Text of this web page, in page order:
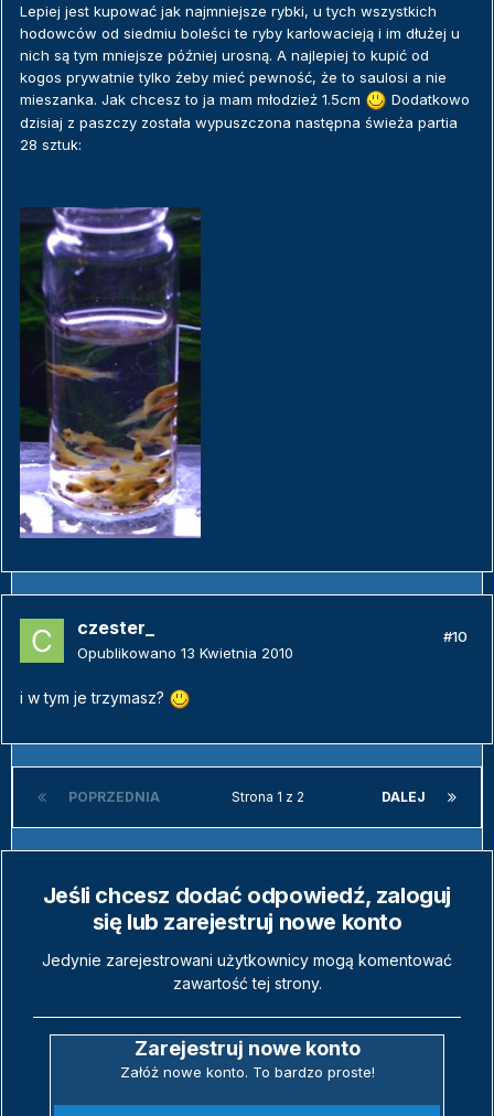
Lepiej jest kupować jak najmniejsze rybki, u tych wszystkich
hodowców od siedmiu boleści te ryby karłowacieją i im dłużej u
nich są tym mniejsze później urosną. A najlepiej to kupić od
kogos prywatnie tylko żeby mieć pewność, że to saulosi a nie
mieszanka. Jak chcesz to ja mam młodzież 1.5cm
Dodatkowo
dzisiaj z paszczy została wypuszczona następna świeża partia
28 sztuk:
czester_
Opublikowano 13 Kwietnia 2010
#10
i w tym je trzymasz?
POPRZEDNIA DALEJ
Strona 1 z 2
Jeśli chcesz dodać odpowiedź, zaloguj
się lub zarejestruj nowe konto
Jedynie zarejestrowani użytkownicy mogą komentować
zawartość tej strony.
Zarejestruj nowe konto
Załóż nowe konto. To bardzo proste!